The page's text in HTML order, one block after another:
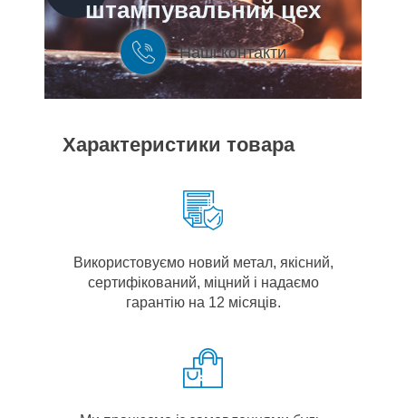
штампувальний цех
Наші контакти
Характеристики товара
Використовуємо новий метал, якісний,
сертифікований, міцний і надаємо
гарантію на 12 місяців.